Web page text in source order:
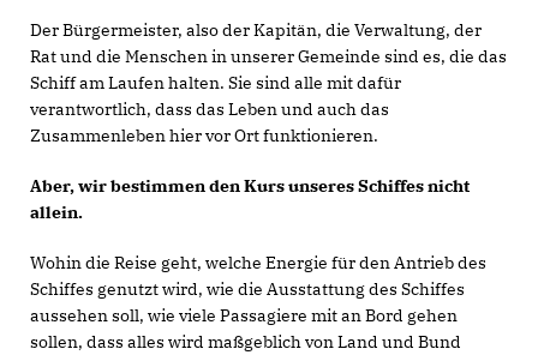
Der Bürgermeister, also der Kapitän, die Verwaltung, der
Rat und die Menschen in unserer Gemeinde sind es, die das
Schiff am Laufen halten. Sie sind alle mit dafür
verantwortlich, dass das Leben und auch das
Zusammenleben hier vor Ort funktionieren.
Aber, wir bestimmen den Kurs unseres Schiffes nicht
allein.
Wohin die Reise geht, welche Energie für den Antrieb des
Schiffes genutzt wird, wie die Ausstattung des Schiffes
aussehen soll, wie viele Passagiere mit an Bord gehen
sollen, dass alles wird maßgeblich von Land und Bund